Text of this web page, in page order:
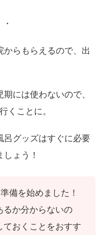
からもらえるので、出
には使わないので、
くことに。
呂グッズはすぐに必要
ょう！
備を始めました！
るか分からないの
ておくことをおすす